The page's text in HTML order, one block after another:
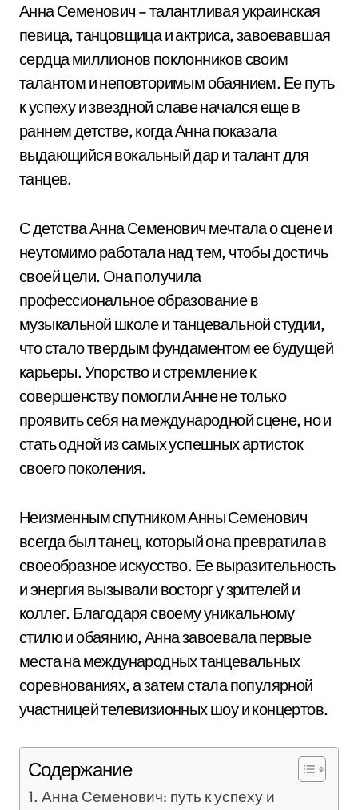
Анна Семенович – талантливая украинская
певица, танцовщица и актриса, завоевавшая
сердца миллионов поклонников своим
талантом и неповторимым обаянием. Ее путь
к успеху и звездной славе начался еще в
раннем детстве, когда Анна показала
выдающийся вокальный дар и талант для
танцев.
С детства Анна Семенович мечтала о сцене и
неутомимо работала над тем, чтобы достичь
своей цели. Она получила
профессиональное образование в
музыкальной школе и танцевальной студии,
что стало твердым фундаментом ее будущей
карьеры. Упорство и стремление к
совершенству помогли Анне не только
проявить себя на международной сцене, но и
стать одной из самых успешных артисток
своего поколения.
Неизменным спутником Анны Семенович
всегда был танец, который она превратила в
своеобразное искусство. Ее выразительность
и энергия вызывали восторг у зрителей и
коллег. Благодаря своему уникальному
стилю и обаянию, Анна завоевала первые
места на международных танцевальных
соревнованиях, а затем стала популярной
участницей телевизионных шоу и концертов.
Содержание
Анна Семенович: путь к успеху и